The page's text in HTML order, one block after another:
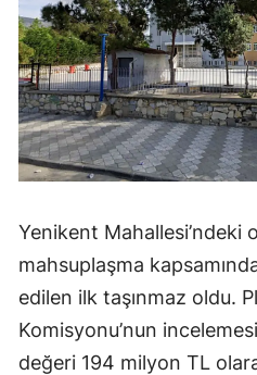
Yenikent Mahallesi’ndeki
mahsuplaşma
edilen ilk taşınmaz oldu.
Komisyonu’nun
değeri 194 milyon TL